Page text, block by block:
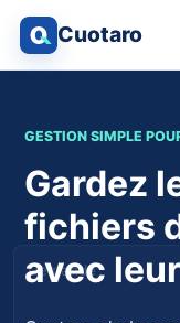
Cuotaro
Demande
GESTION SIMPLE
Gardez
fichiers
avec